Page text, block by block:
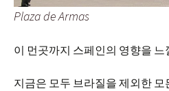
Plaza de Armas
이 먼곳까지 스페인의 영향을 느
지금은 모두 브라질을 제외한